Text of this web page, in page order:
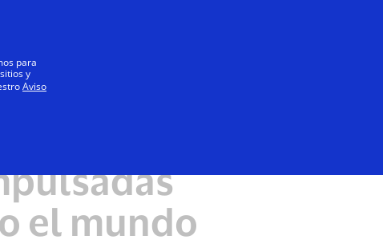
Todos
el mundo
para
y
Aviso